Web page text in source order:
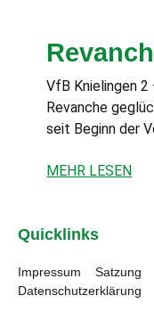
VfB Knielingen 2
Revanche
seit Beginn der
MEHR LESEN
Quicklinks
Impressum Satzung
Datenschutzerklärung